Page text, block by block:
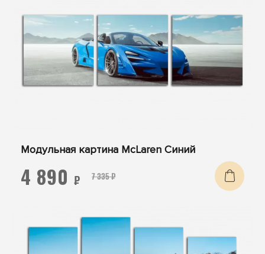
Модульная картина McLaren Синий
7 335 ₽
4 890 ₽